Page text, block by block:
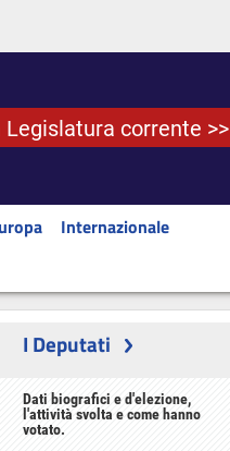
Legislatura corrente >>
Internazionale
I Deputati
Dati biografici e d'elezione,
l'attività svolta e come hanno
votato.